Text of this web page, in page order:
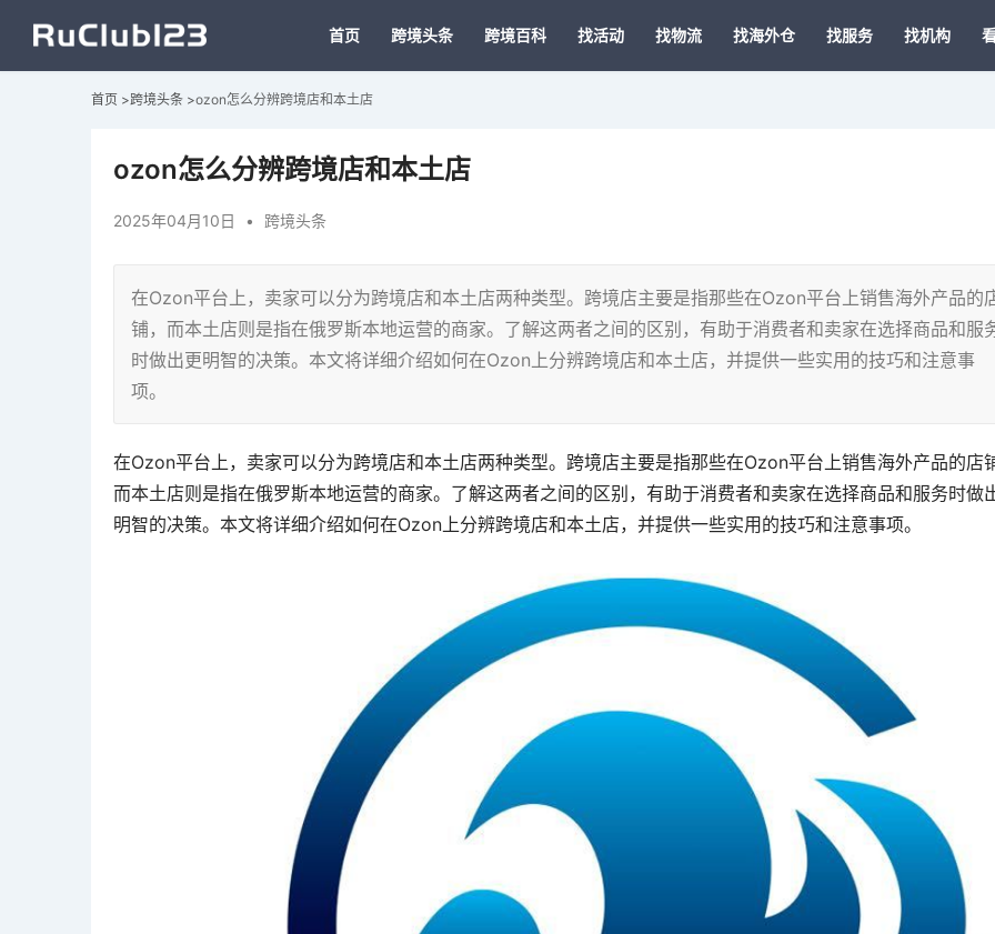
首页 跨境头条 跨境百科 找活动 找物流 找海外仓 找服务 找机构
首页 >跨境头条 >ozon怎么分辨跨境店和本土店
ozon怎么分辨跨境店和本土店
2025年04月10日 • 跨境头条
在Ozon平台上，卖家可以分为跨境店和本土店两种类型。跨境店主要是指那些在Ozon平台上销售海外产品的
铺，而本土店则是指在俄罗斯本地运营的商家。了解这两者之间的区别，有助于消费者和卖家在选择商品和服
时做出更明智的决策。本文将详细介绍如何在Ozon上分辨跨境店和本土店，并提供一些实用的技巧和注意事
项。
在Ozon平台上，卖家可以分为跨境店和本土店两种类型。跨境店主要是指那些在Ozon平台上销售海外产品的店
而本土店则是指在俄罗斯本地运营的商家。了解这两者之间的区别，有助于消费者和卖家在选择商品和服务时做
明智的决策。本文将详细介绍如何在Ozon上分辨跨境店和本土店，并提供一些实用的技巧和注意事项。